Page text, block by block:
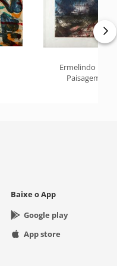
Ermelindo
Paisagem 211
Baixe o App
Google play
App store